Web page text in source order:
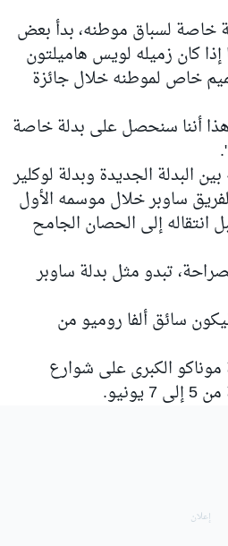
خاصة لسباق موطنه، بدأ بعض
كان زميله لويس هاميلتون
خاص لموطنه خلال جائزة
أننا سنحصل على بدلة خاصة
البدلة الجديدة وبدلة لوكلير
ساوبر خلال موسمه الأول
عام 2018، قبل انتقاله إلى الحصان الجامح
تبدو مثل بدلة ساوبر
سائق ألفا روميو من
موناكو الكبرى على شوارع